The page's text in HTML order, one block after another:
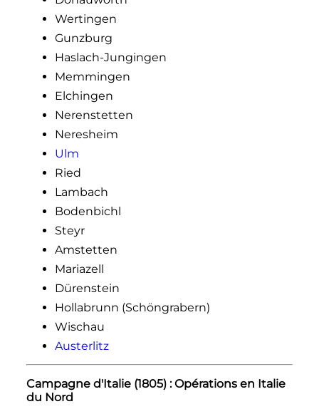
Wertingen
Gunzburg
Haslach-Jungingen
Memmingen
Elchingen
Nerenstetten
Neresheim
Ulm
Ried
Lambach
Bodenbichl
Steyr
Amstetten
Mariazell
Dürenstein
Hollabrunn (Schöngrabern)
Wischau
Austerlitz
Campagne d'Italie (1805) : Opérations en Italie
du Nord